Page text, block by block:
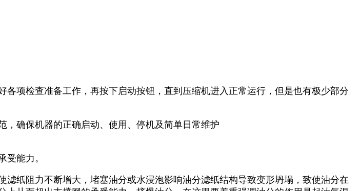
项检查准备工作，再按下启动按钮，直到压缩机进入正常运行，但是也有极少部分
，确保机器的正确启动、使用、停机及简单日常维护
受能力。
纸阻力不断增大，堵塞油分或水浸泡影响油分滤纸结构导致变形坍塌，致使油分在